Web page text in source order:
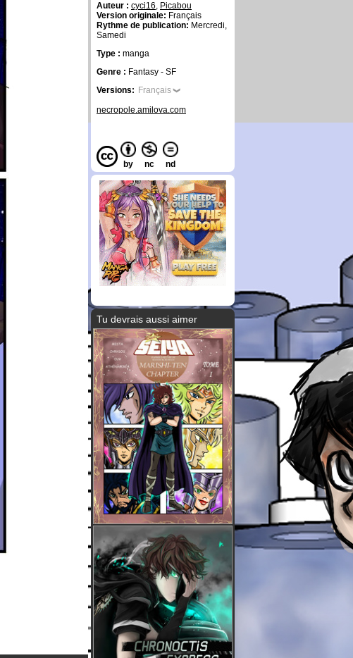
Auteur : cyci16, Picabou
Version originale: Français
Rythme de publication: Mercredi,
Samedi
Type : manga
Genre : Fantasy - SF
Versions: Français
necropole.amilova.com
by nc nd
Tu devrais aussi aimer